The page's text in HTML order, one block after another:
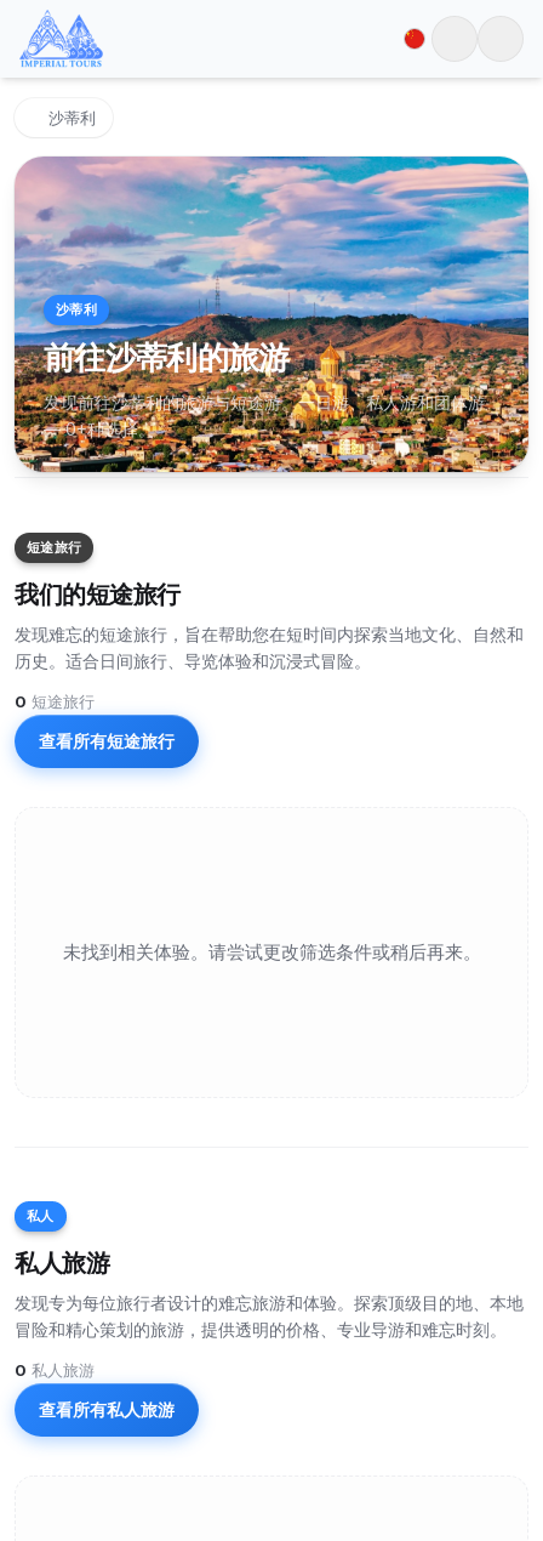
沙蒂利
沙蒂利
前往沙蒂利的旅游
发现前往沙蒂利的旅游与短途游。一日游、私人游和团体游
— 0+种选择。
短途旅行
我们的短途旅行
发现难忘的短途旅行，旨在帮助您在短时间内探索当地文化、自然和
历史。适合日间旅行、导览体验和沉浸式冒险。
0 短途旅行
查看所有短途旅行
未找到相关体验。请尝试更改筛选条件或稍后再来。
私人
私人旅游
发现专为每位旅行者设计的难忘旅游和体验。探索顶级目的地、本地
冒险和精心策划的旅游，提供透明的价格、专业导游和难忘时刻。
0 私人旅游
查看所有私人旅游